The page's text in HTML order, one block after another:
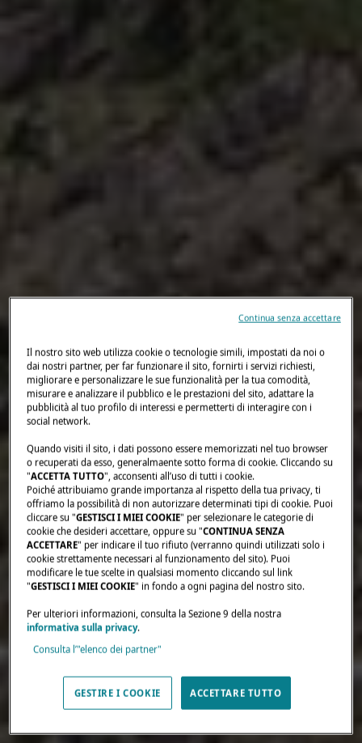
Il nostro sito web utilizza cookie o tecnologie simili, impostati da noi o
dai nostri partner, per far funzionare il sito, fornirti i servizi richiesti,
migliorare e personalizzare le sue funzionalità per la tua comodità,
misurare e analizzare il pubblico e le prestazioni del sito, adattare la
pubblicità al tuo profilo di interessi e permetterti di interagire con i
social network.
Quando visiti il sito, i dati possono essere memorizzati nel tuo browser
o recuperati da esso, generalmaente sotto forma di cookie. Cliccando su
"ACCETTA TUTTO", acconsenti all’uso di tutti i cookie.
Poiché attribuiamo grande importanza al rispetto della tua privacy, ti
offriamo la possibilità di non autorizzare determinati tipi di cookie. Puoi
cliccare su "GESTISCI I MIEI COOKIE" per selezionare le categorie di
cookie che desideri accettare, oppure su "CONTINUA SENZA
ACCETTARE" per indicare il tuo rifiuto (verranno quindi utilizzati solo i
cookie strettamente necessari al funzionamento del sito). Puoi
modificare le tue scelte in qualsiasi momento cliccando sul link
"GESTISCI I MIEI COOKIE" in fondo a ogni pagina del nostro sito.
Per ulteriori informazioni, consulta la Sezione 9 della nostra
informativa sulla privacy.
Consulta l’"elenco dei partner"
GESTIRE I COOKIE ACCETTARE TUTTO
Continua senza accettare